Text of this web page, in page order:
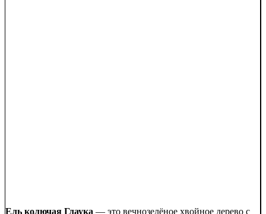
Ель колючая Глаука — это вечнозелёное хвойное дерево с